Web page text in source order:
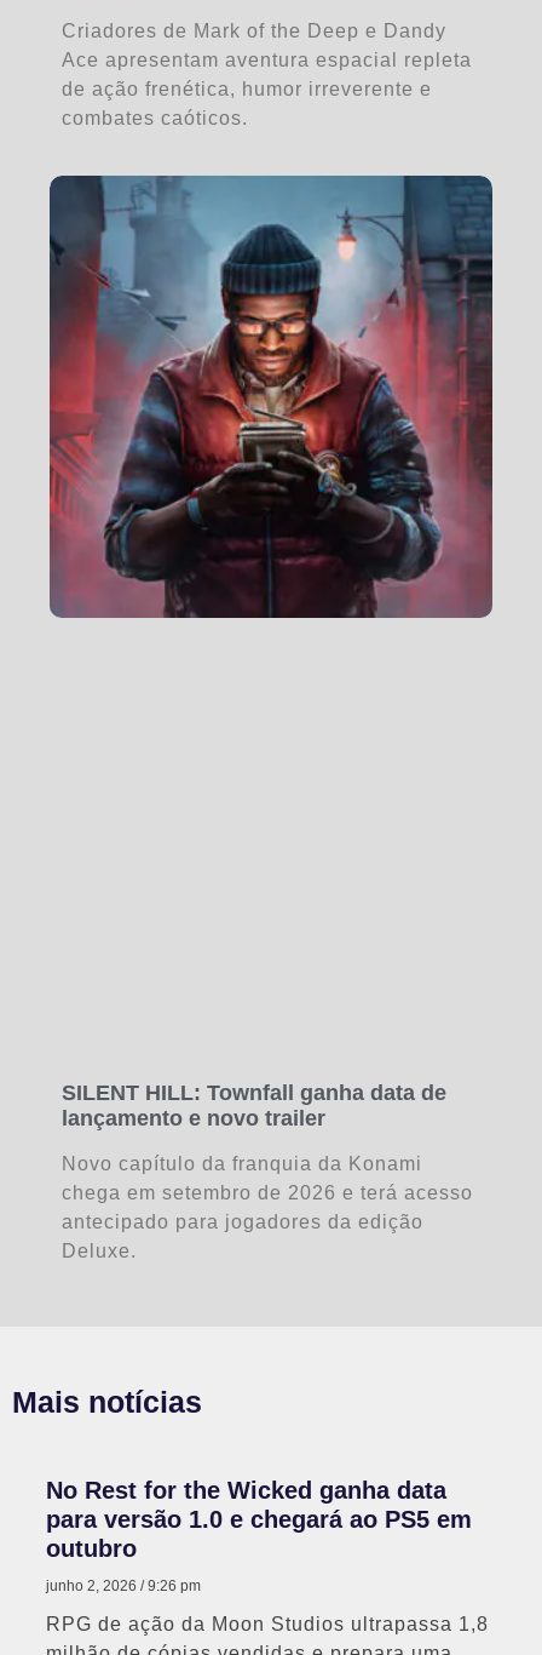
Criadores de Mark of the Deep e Dandy
Ace apresentam aventura espacial repleta
de ação frenética, humor irreverente e
combates caóticos.
SILENT HILL: Townfall ganha data de
lançamento e novo trailer
Novo capítulo da franquia da Konami
chega em setembro de 2026 e terá acesso
antecipado para jogadores da edição
Deluxe.
Mais notícias
No Rest for the Wicked ganha data
para versão 1.0 e chegará ao PS5 em
outubro
junho 2, 2026 9:26 pm
RPG de ação da Moon Studios ultrapassa 1,8